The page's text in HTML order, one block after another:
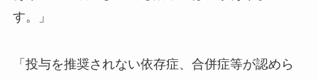
す。」
「投与を推奨されない依存症、合併症等が認めら